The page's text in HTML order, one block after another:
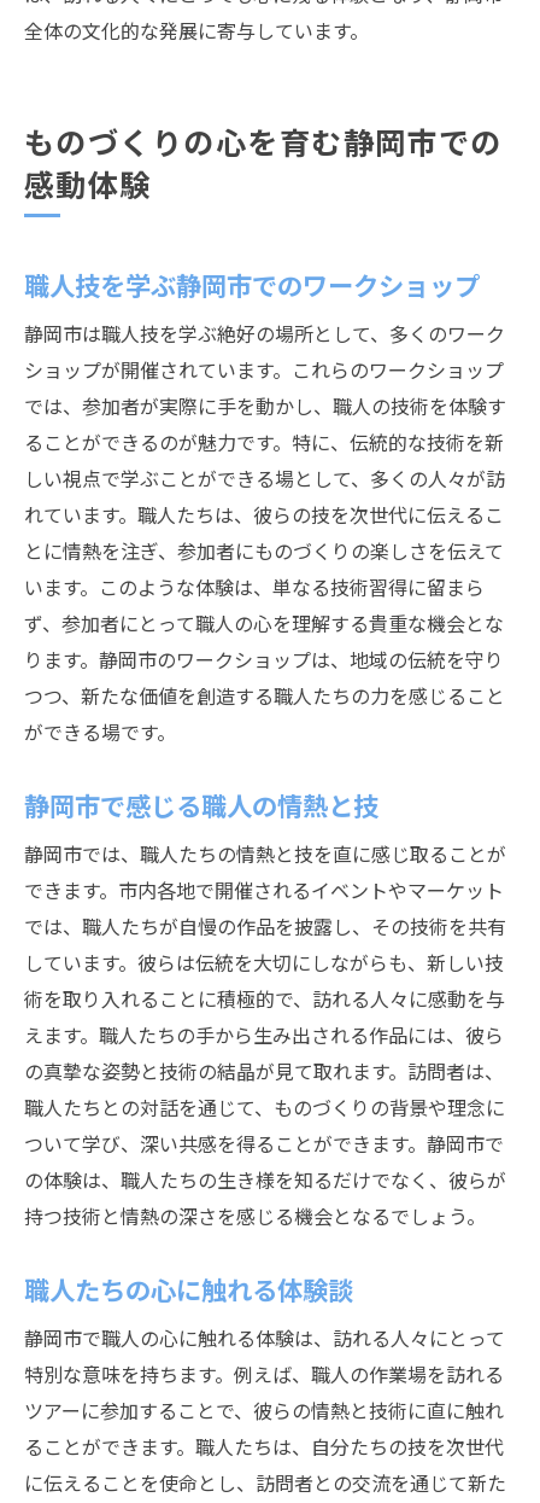
全体の文化的な発展に寄与しています。
ものづくりの心を育む静岡市での
感動体験
職人技を学ぶ静岡市でのワークショップ
静岡市は職人技を学ぶ絶好の場所として、多くのワーク
ショップが開催されています。これらのワークショップ
では、参加者が実際に手を動かし、職人の技術を体験す
ることができるのが魅力です。特に、伝統的な技術を新
しい視点で学ぶことができる場として、多くの人々が訪
れています。職人たちは、彼らの技を次世代に伝えるこ
とに情熱を注ぎ、参加者にものづくりの楽しさを伝えて
います。このような体験は、単なる技術習得に留まら
ず、参加者にとって職人の心を理解する貴重な機会とな
ります。静岡市のワークショップは、地域の伝統を守り
つつ、新たな価値を創造する職人たちの力を感じること
ができる場です。
静岡市で感じる職人の情熱と技
静岡市では、職人たちの情熱と技を直に感じ取ることが
できます。市内各地で開催されるイベントやマーケット
では、職人たちが自慢の作品を披露し、その技術を共有
しています。彼らは伝統を大切にしながらも、新しい技
術を取り入れることに積極的で、訪れる人々に感動を与
えます。職人たちの手から生み出される作品には、彼ら
の真摯な姿勢と技術の結晶が見て取れます。訪問者は、
職人たちとの対話を通じて、ものづくりの背景や理念に
ついて学び、深い共感を得ることができます。静岡市で
の体験は、職人たちの生き様を知るだけでなく、彼らが
持つ技術と情熱の深さを感じる機会となるでしょう。
職人たちの心に触れる体験談
静岡市で職人の心に触れる体験は、訪れる人々にとって
特別な意味を持ちます。例えば、職人の作業場を訪れる
ツアーに参加することで、彼らの情熱と技術に直に触れ
ることができます。職人たちは、自分たちの技を次世代
に伝えることを使命とし、訪問者との交流を通じて新た